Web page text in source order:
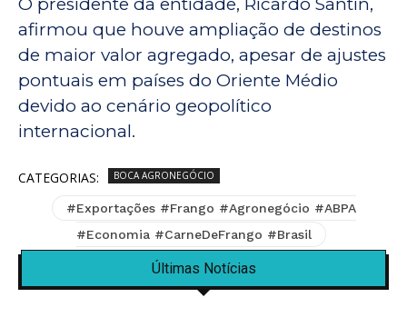
afirmou que houve ampliação de destinos
de maior valor agregado, apesar de ajustes
pontuais em países do Oriente Médio
devido ao cenário geopolítico
internacional.
CATEGORIAS: BOCA AGRONEGÓCIO
#Exportações #Frango #Agronegócio #ABPA
#Economia #CarneDeFrango #Brasil
Últimas Notícias